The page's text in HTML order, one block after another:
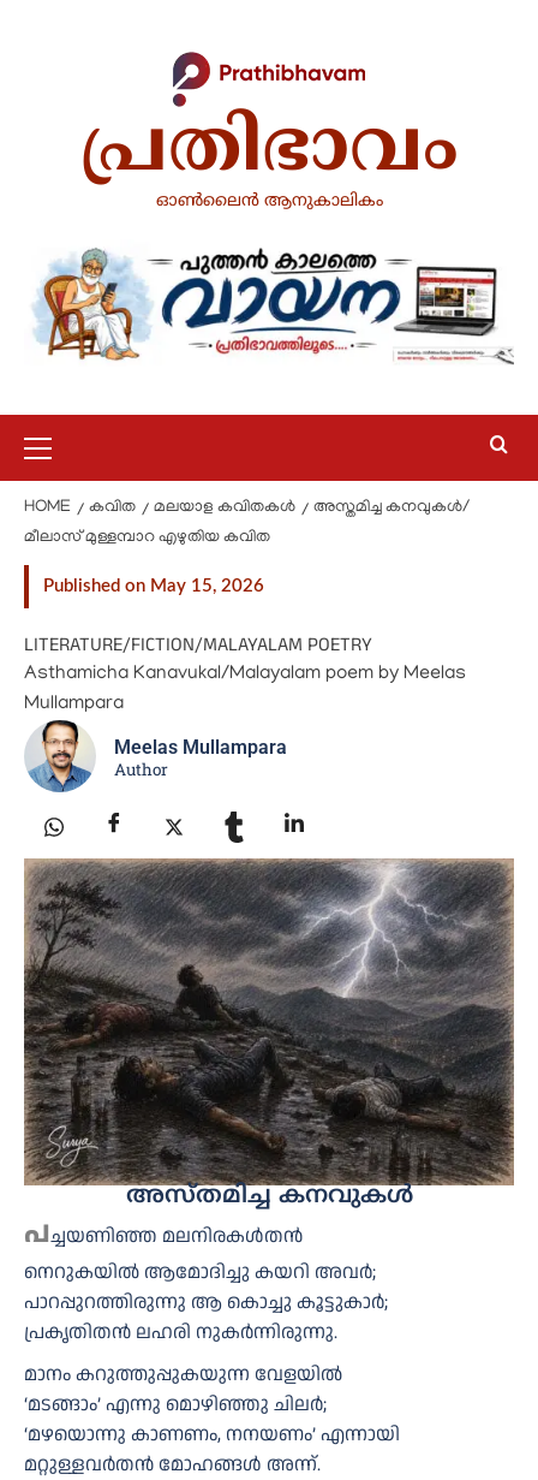
പ്രതിഭാവം
ഓൺലൈൻ ആനുകാലികം
HOME കവിത മലയാള കവിതകൾ
അസ്തമിച്ച കനവുകൾ/
മീലാസ് മുള്ളമ്പാറ എഴുതിയ കവിത
Published on May 15, 2026
LITERATURE/FICTION/MALAYALAM POETRY
Asthamicha Kanavukal/Malayalam poem by Meelas
Mullampara
Meelas Mullampara
Author
അസ്തമിച്ച കനവുകൾ
പച്ചയണിഞ്ഞ മലനിരകൾതൻ
നെറുകയിൽ ആമോദിച്ചു കയറി അവർ;
പാറപ്പുറത്തിരുന്നു ആ കൊച്ചു കൂട്ടുകാർ;
പ്രകൃതിതൻ ലഹരി നുകർന്നിരുന്നു.
മാനം കറുത്തുപ്പുകയുന്ന വേളയിൽ
‘മടങ്ങാം’ എന്നു മൊഴിഞ്ഞു ചിലർ;
‘മഴയൊന്നു കാണണം, നനയണം’ എന്നായി
മറ്റുള്ളവർതൻ മോഹങ്ങൾ അന്ന്.